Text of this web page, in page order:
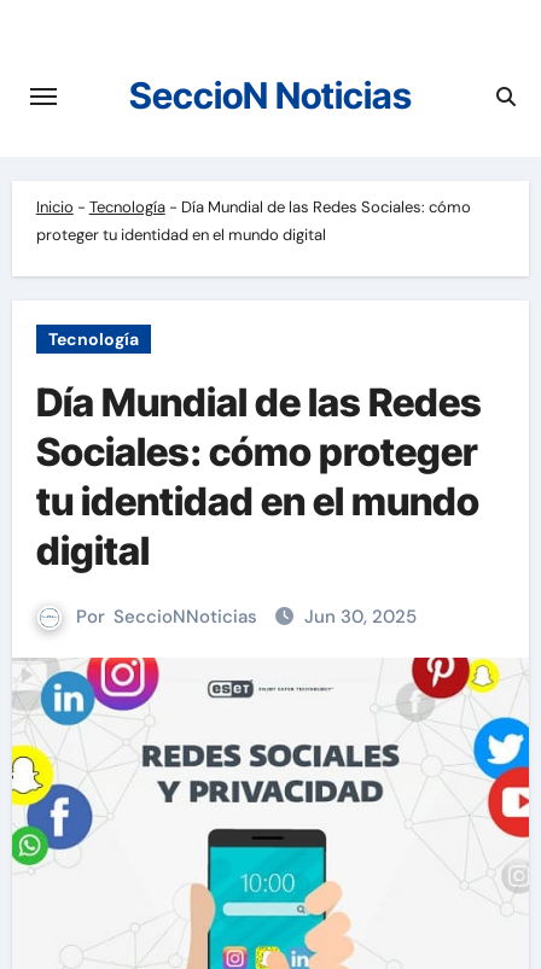
contenido
SeccioN Noticias
Inicio - Tecnología- Día Mundial de las Redes Sociales: cómo
proteger tu identidad en el mundo digital
Tecnología
Día Mundial de las Redes
Sociales: cómo proteger
tu identidad en el mundo
digital
Por SeccioNNoticias Jun 30, 2025